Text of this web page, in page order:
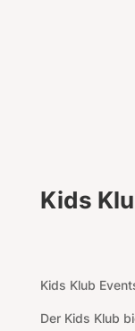
Kids
Kids Klub
Der Kids Klub